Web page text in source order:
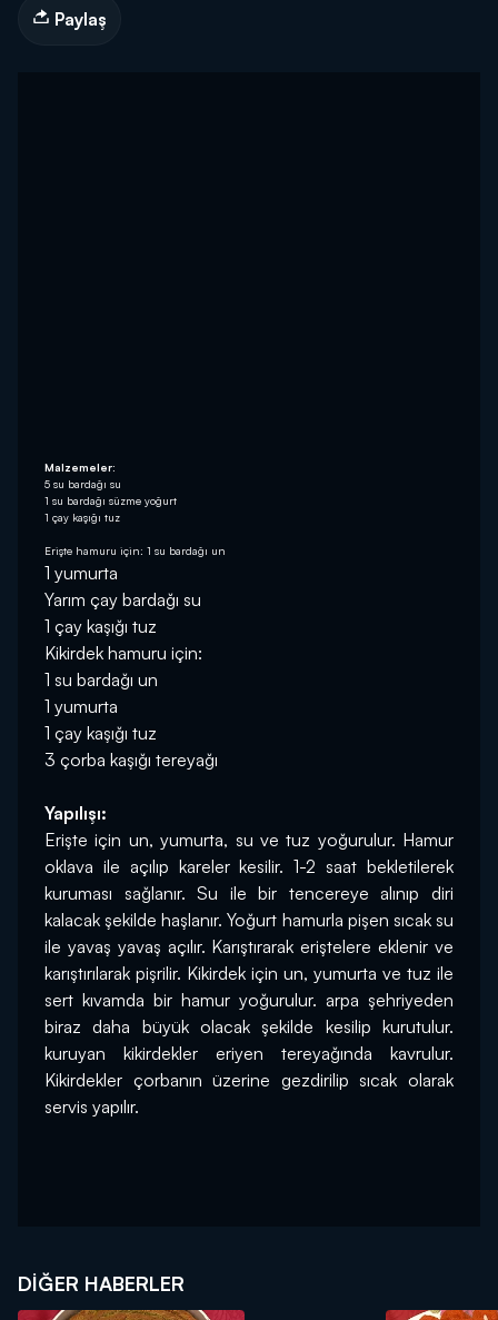
Paylaş
Malzemeler:
5 su bardağı su
1 su bardağı süzme yoğurt
1 çay kaşığı tuz
Erişte hamuru için: 1 su bardağı un
1 yumurta
Yarım çay bardağı su
1 çay kaşığı tuz
Kikirdek hamuru için:
1 su bardağı un
1 yumurta
1 çay kaşığı tuz
3 çorba kaşığı tereyağı
Yapılışı:
Erişte için un, yumurta, su ve tuz yoğurulur. Hamur
oklava ile açılıp kareler kesilir. 1-2 saat bekletilerek
kuruması sağlanır. Su ile bir tencereye alınıp diri
kalacak şekilde haşlanır. Yoğurt hamurla pişen sıcak su
ile yavaş yavaş açılır. Karıştırarak eriştelere eklenir ve
karıştırılarak pişrilir. Kikirdek için un, yumurta ve tuz ile
sert kıvamda bir hamur yoğurulur. arpa şehriyeden
biraz daha büyük olacak şekilde kesilip kurutulur.
kuruyan kikirdekler eriyen tereyağında kavrulur.
Kikirdekler çorbanın üzerine gezdirilip sıcak olarak
servis yapılır.
DIĞER HABERLER